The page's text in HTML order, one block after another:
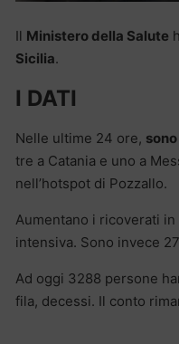
Il Ministero della Salute
Sicilia.
I DATI
Nelle ultime 24 ore,
tre a Catania e uno a
nell’hotspot di Pozzallo.
Aumentano i ricoverati
intensiva. Sono invece
Ad oggi 3288 persone
fila, decessi. Il conto